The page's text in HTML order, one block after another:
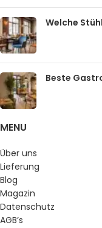
Welche
Beste
MENU
Über uns
Lieferung
Blog
Magazin
Datenschutz
AGB’s